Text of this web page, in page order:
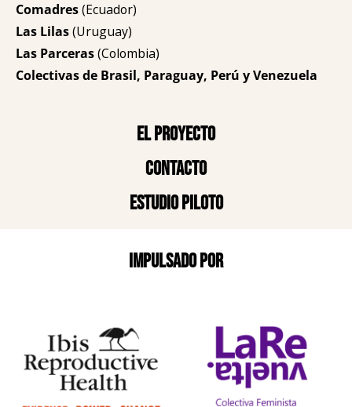
Comadres(Ecuador)
Las Lilas(Uruguay)
Las Parceras(Colombia)
Colectivas de Brasil, Paraguay, Perú y Venezuela
El proyecto
Contacto
Estudio piloto
Impulsado por